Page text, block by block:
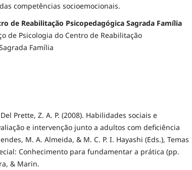
competências socioemocionais.
de Reabilitação Psicopedagógica Sagrada Família
de Psicologia do Centro de Reabilitação
Família
Prette, Z. A. P. (2008). Habilidades sociais e
e intervenção junto a adultos com deficiência
M. A. Almeida, & M. C. P. I. Hayashi (Eds.), Temas
Conhecimento para fundamentar a prática (pp.
& Marin.